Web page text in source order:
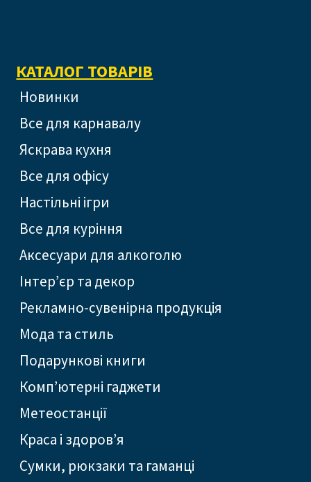
КАТАЛОГ ТОВАРІВ
Новинки
Все для карнавалу
Яскрава кухня
Все для офісу
Настільні ігри
Все для куріння
Аксесуари для алкоголю
Інтер’єр та декор
Рекламно-сувенірна продукція
Мода та стиль
Подарункові книги
Комп’ютерні гаджети
Метеостанції
Краса і здоров’я
Сумки, рюкзаки та гаманці